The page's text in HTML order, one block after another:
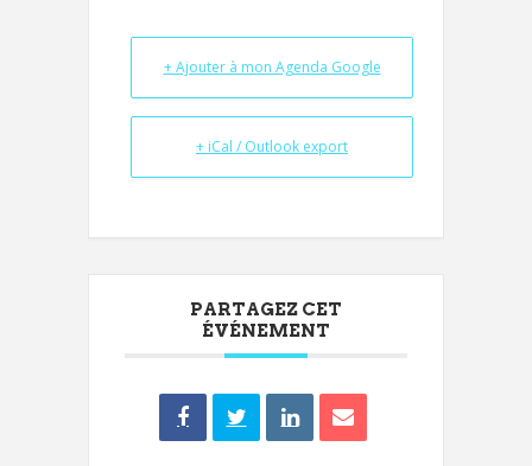
+ Ajouter à mon Agenda Google
+ iCal / Outlook export
PARTAGEZ CET
ÉVÉNEMENT